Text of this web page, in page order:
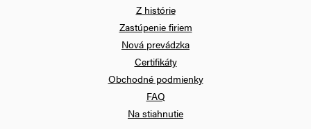
Z histórie
Zastúpenie firiem
Nová prevádzka
Certifikáty
Obchodné podmienky
FAQ
Na stiahnutie